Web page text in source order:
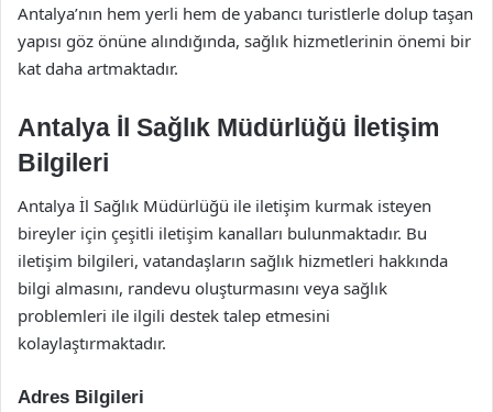
Antalya’nın hem yerli hem de yabancı turistlerle dolup taşan
yapısı göz önüne alındığında, sağlık hizmetlerinin önemi bir
kat daha artmaktadır.
Antalya İl Sağlık Müdürlüğü İletişim
Bilgileri
Antalya İl Sağlık Müdürlüğü ile iletişim kurmak isteyen
bireyler için çeşitli iletişim kanalları bulunmaktadır. Bu
iletişim bilgileri, vatandaşların sağlık hizmetleri hakkında
bilgi almasını, randevu oluşturmasını veya sağlık
problemleri ile ilgili destek talep etmesini
kolaylaştırmaktadır.
Adres Bilgileri